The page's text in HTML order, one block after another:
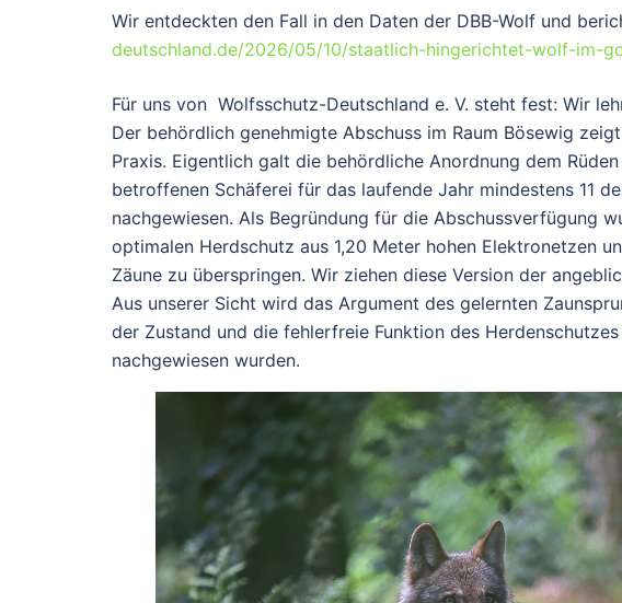
Wir entdeckten den Fall in den Daten der DBB-Wolf und
deutschland.de/2026/05/10/staatlich-hingerichtet-wolf-im-
Für uns von Wolfsschutz-Deutschland e. V. steht fest: Wir
Der behördlich genehmigte Abschuss im Raum Bösewig
Praxis. Eigentlich galt die behördliche Anordnung dem Rüden
betroffenen Schäferei für das laufende Jahr mindestens 11
nachgewiesen. Als Begründung für die Abschussverfügung
optimalen Herdschutz aus 1,20 Meter hohen Elektronetzen
Zäune zu überspringen. Wir ziehen diese Version der
Aus unserer Sicht wird das Argument des gelernten
der Zustand und die fehlerfreie Funktion des
nachgewiesen wurden.